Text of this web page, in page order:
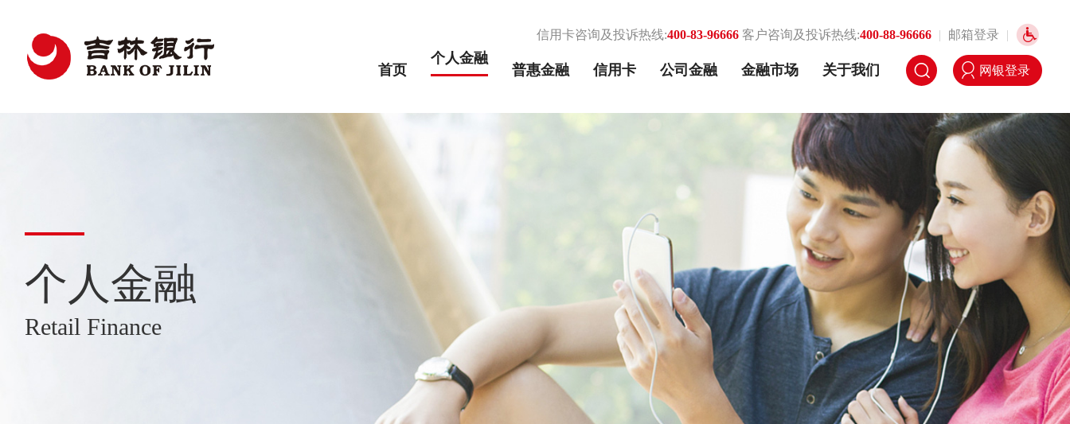
信用卡咨询及投诉热线:400-83-96666 客户咨询及投诉热线:400-88-96666 | 邮箱登录 |
首页
个人金融
普惠金融 信用卡 公司金融 金融市场 关于我们 网银登录
个人金融
Retail Finance